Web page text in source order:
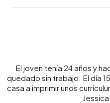
El joven tenía 24 años y
quedado sin trabajo. El día
casa a imprimir unos